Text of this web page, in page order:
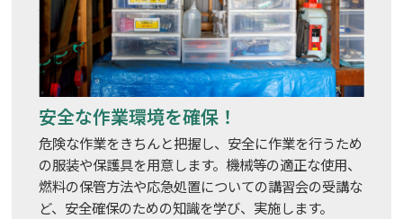
安全な作業環境を確保！
危険な作業をきちんと把握し、安全に作業を行うため
の服装や保護具を用意します。機械等の適正な使用、
燃料の保管方法や応急処置についての講習会の受講な
ど、安全確保のための知識を学び、実施します。